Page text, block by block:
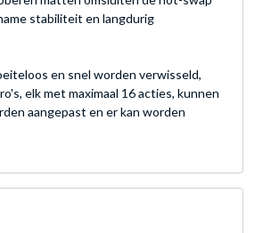
stabiliteit en langdurig
en snel worden verwisseld,
elk met maximaal 16 acties, kunnen
aangepast en er kan worden